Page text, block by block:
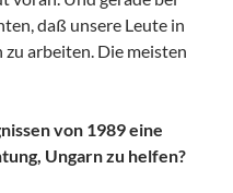
daß unsere Leute in
zu arbeiten. Die meisten
von 1989 eine
Ungarn zu helfen?